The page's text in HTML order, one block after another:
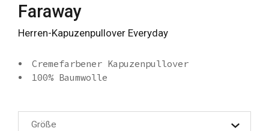
Faraway
Herren-Kapuzenpullover Everyday
Cremefarbener Kapuzenpullover
100% Baumwolle
Größe